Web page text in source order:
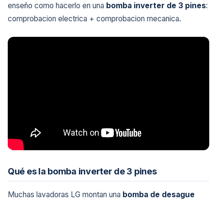
enseño como hacerlo en una bomba inverter de 3 pines:
comprobacion electrica + comprobacion mecanica.
Qué es la bomba inverter de 3 pines
Muchas lavadoras LG montan una bomba de desague